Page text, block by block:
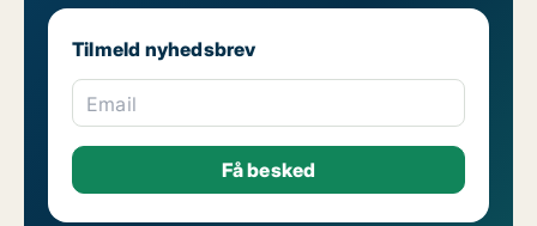
Tilmeld nyhedsbrev
Email